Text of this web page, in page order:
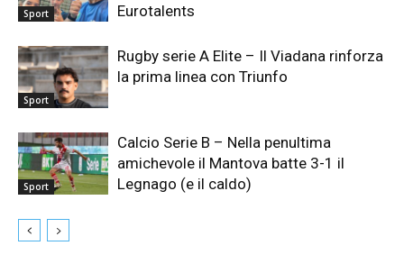
Sport
Eurotalents
Sport
Rugby serie A Elite – Il Viadana rinforza
la prima linea con Triunfo
Sport
Calcio Serie B – Nella penultima
amichevole il Mantova batte 3-1 il
Legnago (e il caldo)